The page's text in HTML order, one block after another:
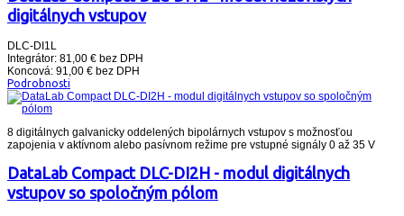
digitálnych vstupov
DLC-DI1L
Integrátor: 81,00 € bez DPH
Koncová: 91,00 € bez DPH
Podrobnosti
8 digitálnych galvanicky oddelených bipolárnych vstupov s možnosťou
zapojenia v aktívnom alebo pasívnom režime pre vstupné signály 0 až 35 V
DataLab Compact DLC-DI2H - modul digitálnych
vstupov so spoločným pólom